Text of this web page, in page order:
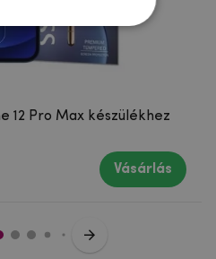
12 Pro Max készülékhez
Vásárlás